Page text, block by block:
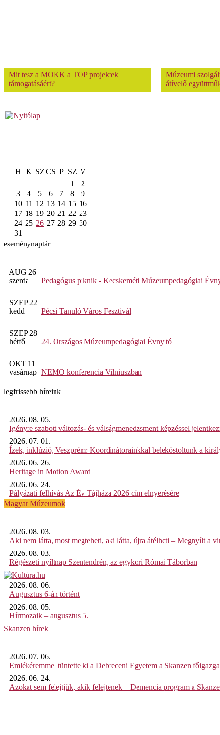
Mit tesz a MOKK a TOP projektek
támogatásáért?
Múzeumi
átívelő
H K SZCS P SZ V
1
2
3
4 5 6 7 8
9
10 11 12 13 14 15 16
17 18 19 20 21 22 23
24 25 26 27 28 29 30
31
eseménynaptár
AUG 26
szerda
Pedagógus piknik - Kecskeméti Múzeumpedagógiai
SZEP 22
kedd
Pécsi Tanuló Város Fesztivál
SZEP 28
hétfő
24. Országos Múzeumpedagógiai Évnyitó
OKT 11
vasárnap NEMO konferencia Vilniuszban
legfrissebb híreink
2026. 08. 05.
Igényre szabott változás- és válságmenedzsment képzéssel
2026. 07. 01.
Ízek, inklúzió, Veszprém: Koordinátorainkkal belekóstoltunk a
2026. 06. 26.
Heritage in Motion Award
2026. 06. 24.
Pályázati felhívás Az Év Tájháza 2026 cím elnyerésére
Magyar Múzeumok
2026. 08. 03.
Aki nem látta, most megteheti, aki látta, újra átélheti – Megnyílt a
2026. 08. 03.
Régészeti nyíltnap Szentendrén, az egykori Római Táborban
2026. 08. 06.
Augusztus 6-án történt
2026. 08. 05.
Hírmozaik – augusztus 5.
Skanzen hírek
2026. 07. 06.
Emlékéremmel tüntette ki a Debreceni Egyetem a Skanzen
2026. 06. 24.
Azokat sem felejtjük, akik felejtenek – Demencia program a